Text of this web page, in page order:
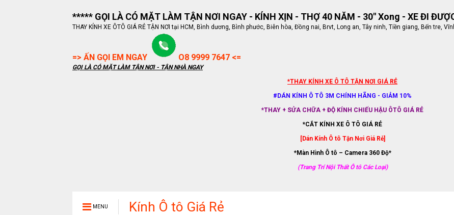
***** GỌI LÀ CÓ MẶT LÀM TẬN NƠI NGAY - KÍNH XỊN - THỢ 40 NĂM - 30" Xong - XE ĐI
THAY KÍNH XE ÔTÔ GIÁ RẺ TẬN NƠI tại HCM, Bình dương, Bình phước, Biên hòa, Đồng nai, Brvt, Long an, Tây ninh, Tiền giang, Bến tre,
=> ẤN GỌI EM NGAY O8 9999 7647 <=
GỌI LÀ CÓ MẶT LÀM TẬN NƠI - TẬN NHÀ NGAY
*THAY KÍNH XE Ô TÔ TẬN NƠI GIÁ RẺ
#DÁN KÍNH Ô TÔ 3M CHÍNH HÃNG - GIẢM 10%
*THAY + SỬA CHỮA + ĐỘ KÍNH CHIẾU HẬU ÔTÔ GIÁ RẺ
*CẮT KÍNH XE Ô TÔ GIÁ RẺ
[Dán Kính Ô tô Tận Nơi Giá Rẻ]
*Màn Hình Ô tô – Camera 360 Độ*
(Trang Trí Nội Thất Ô tô Các Loại)
MENU Kính Ô tô Giá Rẻ